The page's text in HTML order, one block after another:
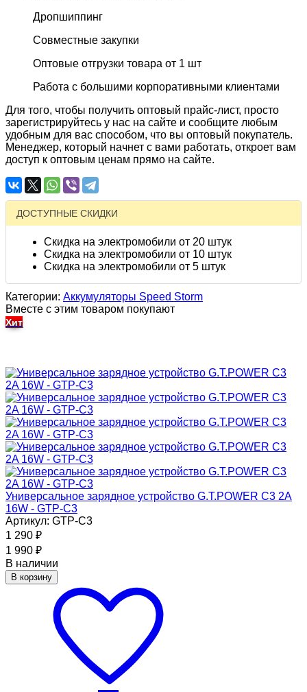
Дропшиппинг
Совместные закупки
Оптовые отгрузки товара от 1 шт
Работа с большими корпоративными клиентами
Для того, чтобы получить оптовый прайс-лист, просто
зарегистрируйтесь у нас на сайте и сообщите любым
удобным для вас способом, что вы оптовый покупатель.
Менеджер, который начнет с вами работать, откроет вам
доступ к оптовым ценам прямо на сайте.
ДОСТУПНЫЕ СКИДКИ
Скидка на электромобили от 20 штук
Скидка на электромобили от 10 штук
Скидка на электромобили от 5 штук
Категории: Аккумуляторы Speed Storm
Вместе с этим товаром покупают
Хит
Универсальное зарядное устройство G.T.POWER C3 2A
16W - GTP-C3
Артикул: GTP-C3
1 290 ₽
1 990 ₽
В наличии
В корзину